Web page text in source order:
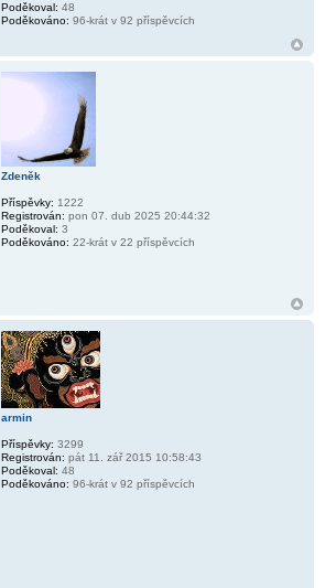
Poděkoval: 48
Poděkováno: 96-krát v 92 příspěvcích
Zdeněk
Příspěvky: 1222
Registrován: pon 07. dub 2025 20:44:32
Poděkoval: 3
Poděkováno: 22-krát v 22 příspěvcích
armin
Příspěvky: 3299
Registrován: pát 11. zář 2015 10:58:43
Poděkoval: 48
Poděkováno: 96-krát v 92 příspěvcích